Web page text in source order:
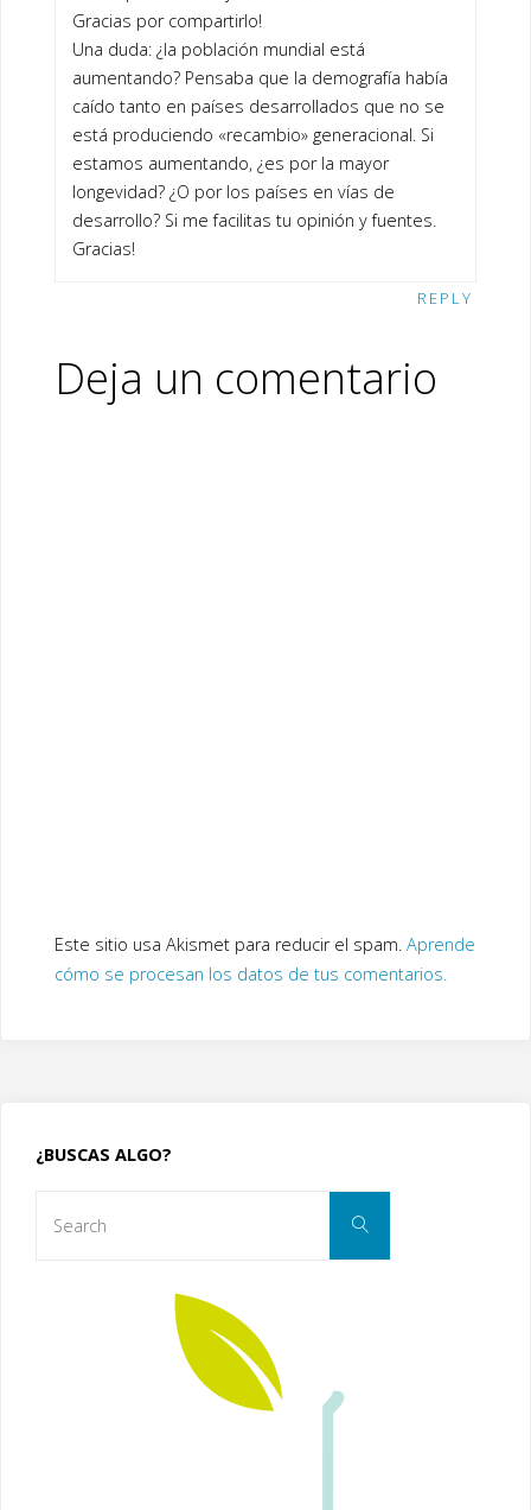
Gracias por compartirlo!
Una duda: ¿la población mundial está
aumentando? Pensaba que la demografía había
caído tanto en países desarrollados que no se
está produciendo «recambio» generacional. Si
estamos aumentando, ¿es por la mayor
longevidad? ¿O por los países en vías de
desarrollo? Si me facilitas tu opinión y fuentes.
Gracias!
REPLY
Deja un comentario
Este sitio usa Akismet para reducir el spam. Aprende
cómo se procesan los datos de tus comentarios.
¿BUSCAS ALGO?
Search